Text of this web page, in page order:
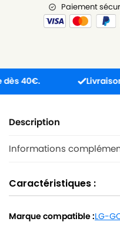
Paiement
Livraison en
Description
Informations
Caractéristiques :
Marque compatible :LG-